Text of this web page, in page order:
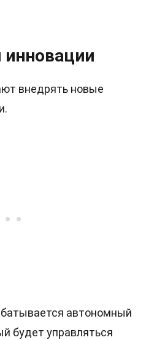
внедрять новые
автономный
будет управляться